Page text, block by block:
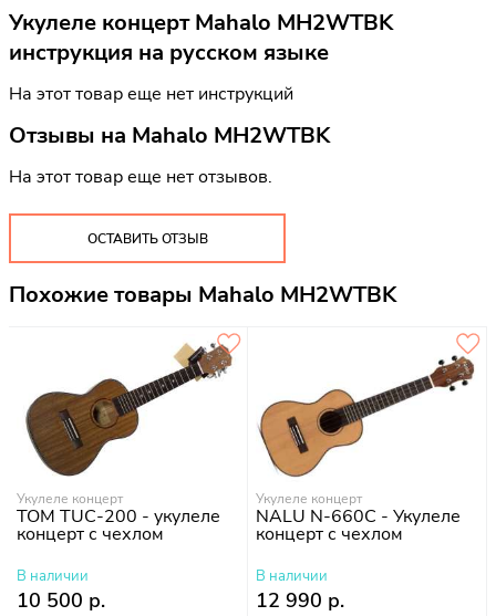
Укулеле концерт Mahalo MH2WTBK
инструкция на русском языке
На этот товар еще нет инструкций
Отзывы на Mahalo MH2WTBK
На этот товар еще нет отзывов.
ОСТАВИТЬ ОТЗЫВ
Похожие товары Mahalo MH2WTBK
Укулеле концерт
TOM TUC-200 - укулеле
концерт с чехлом
В наличии
10 500 р.
Укулеле концерт
NALU N-660С - Укулеле
концерт с чехлом
В наличии
12 990 р.